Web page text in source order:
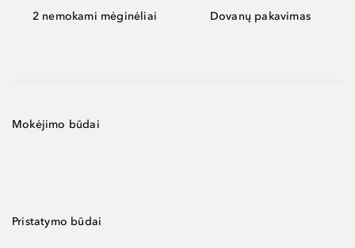
2 nemokami mėginėliai Dovanų pakavimas
Mokėjimo būdai
Pristatymo būdai